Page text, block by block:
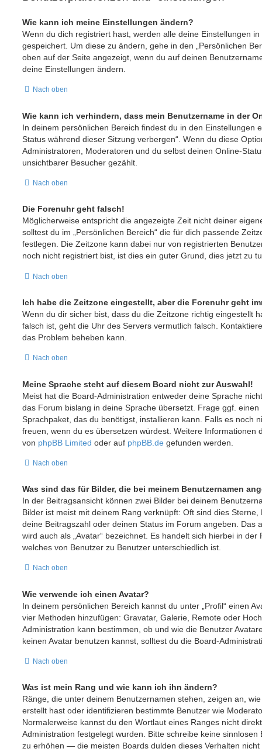
Wie kann ich meine Einstellungen ändern?
Wenn du dich registriert hast, werden alle deine Einstellungen
gespeichert. Um diese zu ändern, gehe in den „Persönlichen
oben auf der Seite angezeigt, wenn du auf deinen
deine Einstellungen ändern.
Nach oben
Wie kann ich verhindern, dass mein Benutzername in der
In deinem persönlichen Bereich findest du in den Einstellungen
Status während dieser Sitzung verbergen“. Wenn du diese
Administratoren, Moderatoren und du selbst deinen Online-
unsichtbarer Besucher gezählt.
Nach oben
Die Forenuhr geht falsch!
Möglicherweise entspricht die angezeigte Zeit nicht deiner
solltest du im „Persönlichen Bereich“ die für dich passende
festlegen. Die Zeitzone kann dabei nur von registrierten
noch nicht registriert bist, ist dies ein guter Grund, dies jetzt zu
Nach oben
Ich habe die Zeitzone eingestellt, aber die Forenuhr geht
Wenn du dir sicher bist, dass du die Zeitzone richtig eingestellt
falsch ist, geht die Uhr des Servers vermutlich falsch.
das Problem beheben kann.
Nach oben
Meine Sprache steht auf diesem Board nicht zur Auswahl!
Meist hat die Board-Administration entweder deine Sprache
das Forum bislang in deine Sprache übersetzt. Frage ggf.
Sprachpaket, das du benötigst, installieren kann. Falls es noch
freuen, wenn du es übersetzen würdest. Weitere Informationen
von phpBB Limited oder auf phpBB.de gefunden werden.
Nach oben
Was sind das für Bilder, die bei meinem Benutzernamen
In der Beitragsansicht können zwei Bilder bei deinem
Bilder ist meist mit deinem Rang verknüpft: Oft sind dies
deine Beitragszahl oder deinen Status im Forum angeben. Das
wird auch als „Avatar“ bezeichnet. Es handelt sich hierbei in
welches von Benutzer zu Benutzer unterschiedlich ist.
Nach oben
Wie verwende ich einen Avatar?
In deinem persönlichen Bereich kannst du unter „Profil“ einen
vier Methoden hinzufügen: Gravatar, Galerie, Remote oder
Administration kann bestimmen, ob und wie die Benutzer
keinen Avatar benutzen kannst, solltest du die Board-
Nach oben
Was ist mein Rang und wie kann ich ihn ändern?
Ränge, die unter deinem Benutzernamen stehen, zeigen an,
erstellt hast oder identifizieren bestimmte Benutzer wie
Normalerweise kannst du den Wortlaut eines Ranges nicht
Administration festgelegt wurden. Bitte schreibe keine
zu erhöhen — die meisten Boards dulden dieses Verhalten